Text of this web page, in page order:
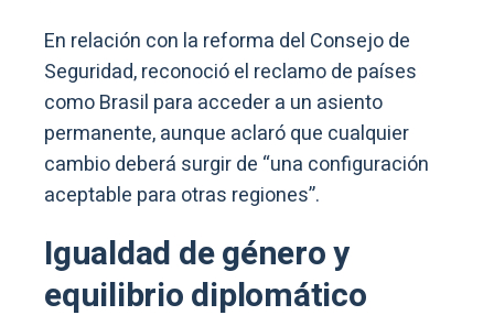
En relación con la reforma del Consejo de
Seguridad, reconoció el reclamo de países
como Brasil para acceder a un asiento
permanente, aunque aclaró que cualquier
cambio deberá surgir de “una configuración
aceptable para otras regiones”.
Igualdad de género y
equilibrio diplomático